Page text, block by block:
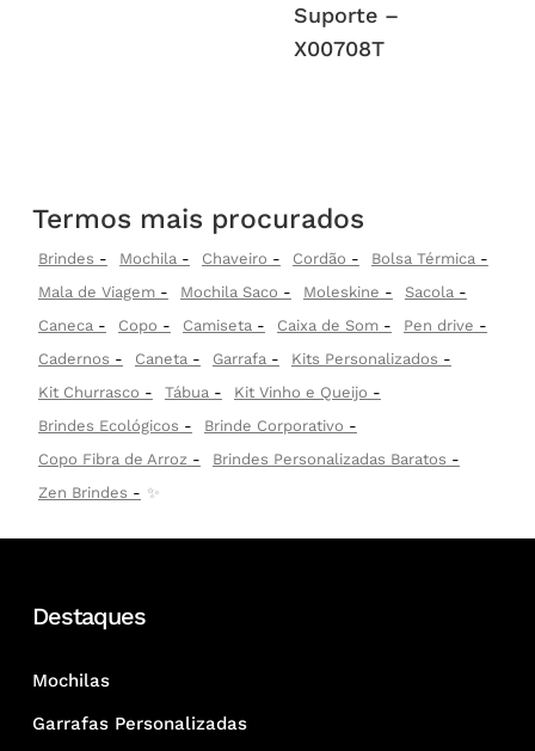
Suporte –
X00708T
Termos mais procurados
Brindes Mochila Chaveiro Cordão
Bolsa Térmica
Mala de Viagem
Mochila Saco Moleskine
Sacola
Caneca
Copo Camiseta Caixa de Som
Pen drive
Cadernos
Caneta Garrafa
Kits Personalizados
Kit Churrasco
Tábua
Kit Vinho e Queijo
Brindes Ecológicos
Brinde Corporativo
Copo Fibra de Arroz
Brindes Personalizadas Baratos
Zen Brindes
✨
Destaques
Mochilas
Garrafas Personalizadas